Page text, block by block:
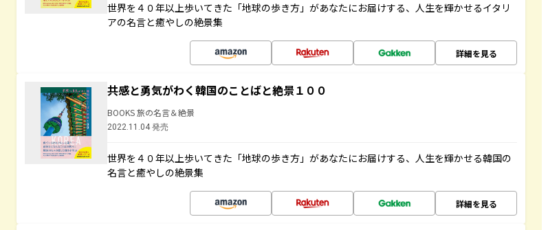
世界を４０年以上歩いてきた「地球の歩き方」があなたにお届けする、人生を輝かせるイタリ
アの名言と癒やしの絶景集
詳細を見る
共感と勇気がわく韓国のことばと絶景１００
BOOKS 旅の名言＆絶景
2022.11.04 発売
世界を４０年以上歩いてきた「地球の歩き方」があなたにお届けする、人生を輝かせる韓国の
名言と癒やしの絶景集
詳細を見る